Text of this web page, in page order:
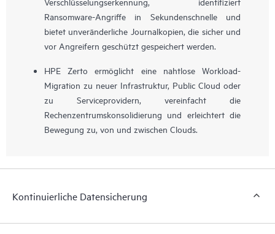
Ransomware-Angriffe in Sekundenschnelle und
bietet unveränderliche Journalkopien, die sicher und
vor Angreifern geschützt gespeichert werden.
HPE Zerto ermöglicht eine nahtlose Workload-
Migration zu neuer Infrastruktur, Public Cloud oder
zu Serviceprovidern, vereinfacht die
Rechenzentrumskonsolidierung und erleichtert die
Bewegung zu, von und zwischen Clouds.
Kontinuierliche Datensicherung